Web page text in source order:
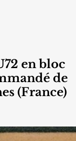
en bloc
de
(France)